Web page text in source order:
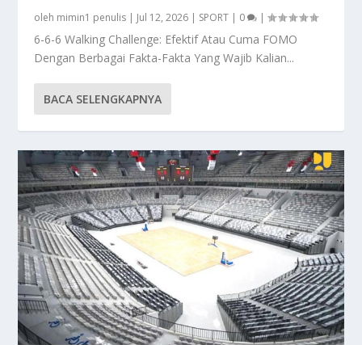
oleh mimin1 penulis | Jul 12, 2026 | SPORT | 0 |
6-6-6 Walking Challenge: Efektif Atau Cuma FOMO
Dengan Berbagai Fakta-Fakta Yang Wajib Kalian...
BACA SELENGKAPNYA